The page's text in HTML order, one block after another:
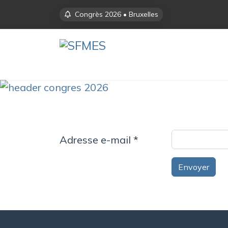
Congrès 2026 • Bruxelles
Adresse e-mail *
Envoyer